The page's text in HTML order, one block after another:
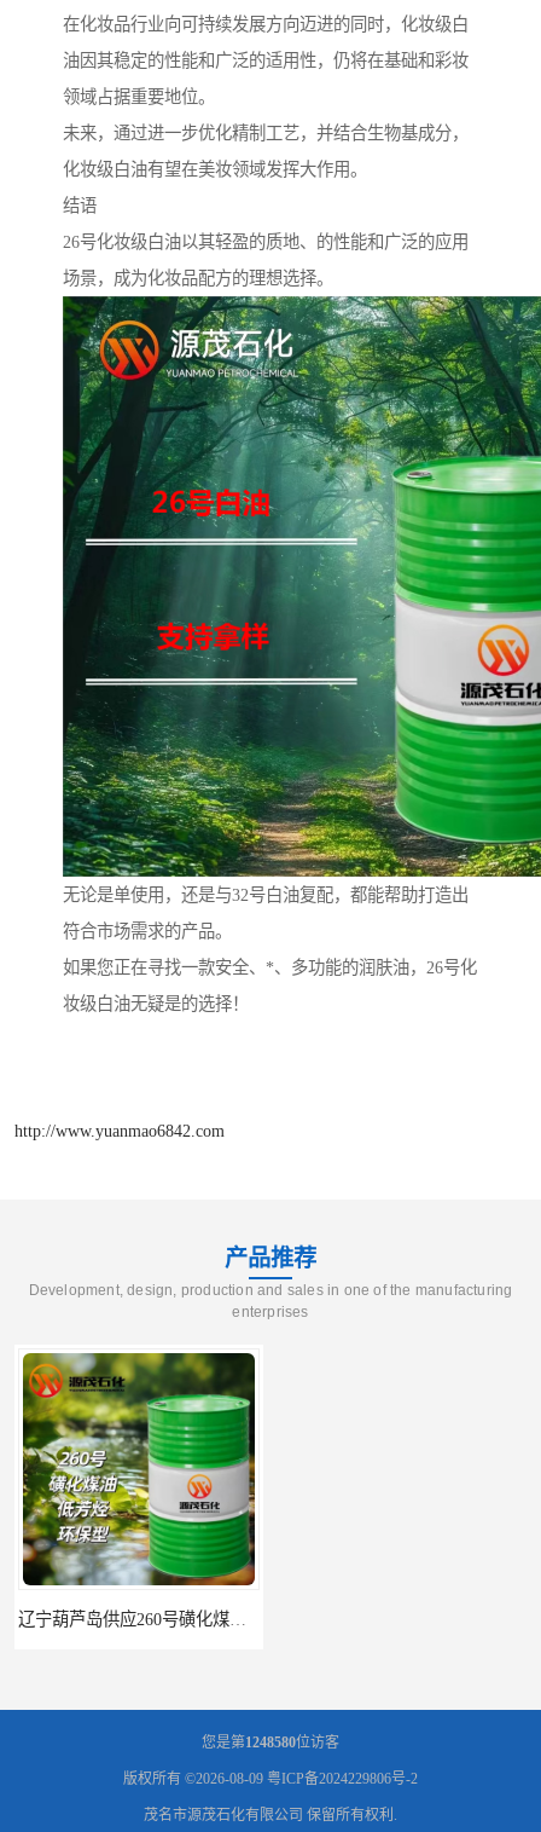
在化妆品行业向可持续发展方向迈进的同时，化妆级白
油因其稳定的性能和广泛的适用性，仍将在基础和彩妆
领域占据重要地位。
未来，通过进一步优化精制工艺，并结合生物基成分，
化妆级白油有望在美妆领域发挥大作用。
结语
26号化妆级白油以其轻盈的质地、的性能和广泛的应用
场景，成为化妆品配方的理想选择。
无论是单使用，还是与32号白油复配，都能帮助打造出
符合市场需求的产品。
如果您正在寻找一款安全、*、多功能的润肤油，26号化
妆级白油无疑是的选择！
http://www.yuanmao6842.com
产品推荐
Development, design, production and sales in one of the manufacturing
enterprises
您是第1248580位访客
版权所有 ©2026-08-09 粤ICP备2024229806号-2
茂名市源茂石化有限公司 保留所有权利.